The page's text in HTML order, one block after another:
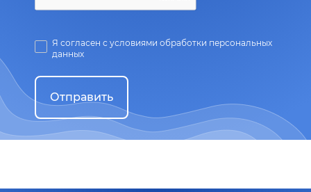
Я согласен с условиями обработки персональных
данных
Отправить